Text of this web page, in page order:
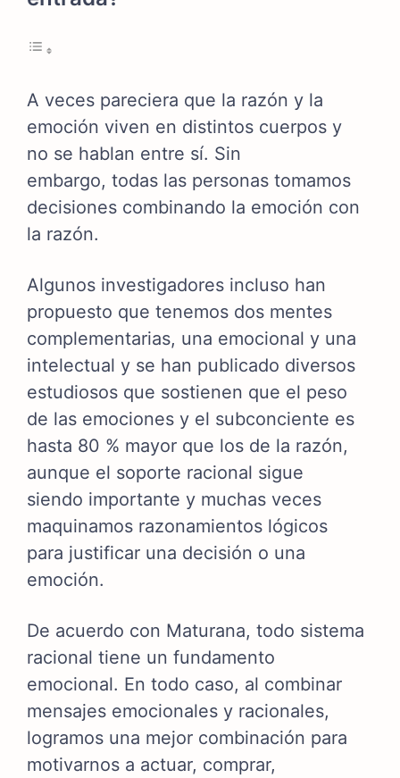
A veces pareciera que la razón y la
emoción viven en distintos cuerpos y
no se hablan entre sí. Sin
embargo, todas las personas tomamos
decisiones combinando la emoción con
la razón.
Algunos investigadores incluso han
propuesto que tenemos dos mentes
complementarias, una emocional y una
intelectual y se han publicado diversos
estudiosos que sostienen que el peso
de las emociones y el subconciente es
hasta 80 % mayor que los de la razón,
aunque el soporte racional sigue
siendo importante y muchas veces
maquinamos razonamientos lógicos
para justificar una decisión o una
emoción.
De acuerdo con Maturana, todo sistema
racional tiene un fundamento
emocional. En todo caso, al combinar
mensajes emocionales y racionales,
logramos una mejor combinación para
motivarnos a actuar, comprar,